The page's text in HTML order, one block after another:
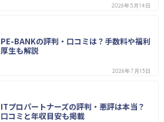
2026年5月14日
PE-BANKの評判・口コミは？手数料や福利
厚生も解説
2026年7月13日
ITプロパートナーズの評判・悪評は本当？
口コミと年収目安も掲載